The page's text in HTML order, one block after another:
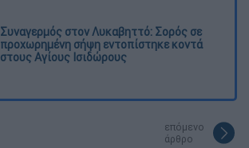
Συναγερμός στον Λυκαβηττό: Σορός σε
προχωρημένη σήψη εντοπίστηκε κοντά
στους Αγίους Ισιδώρους
επόμενο
άρθρο